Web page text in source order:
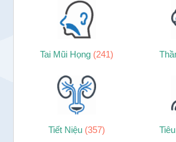
Tai Mũi Họng (241)
Tiết Niệu (357)